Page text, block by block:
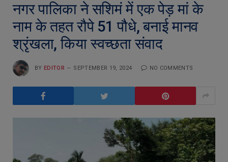
नगर पालिका ने सशिमं में एक पेड़ मां के
नाम के तहत रौपे 51 पौधे, बनाई मानव
श्रृंखला, किया स्वच्छता संवाद
BY EDITOR SEPTEMBER 19, 2024 NO COMMENTS